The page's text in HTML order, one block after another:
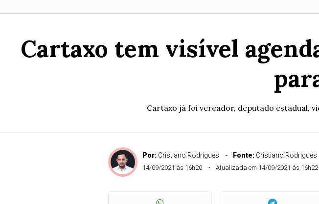
Cartaxo tem visível
Cartaxo já foi vereador, deputado estadual,
Por: Cristiano Rodrigues Fonte: Cristiano Rodrigues
14/09/2021 às 16h20 Atualizada em 14/09/2021 às 16h22